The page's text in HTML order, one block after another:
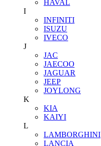
HAVAL
I
INFINITI
ISUZU
IVECO
J
JAC
JAECOO
JAGUAR
JEEP
JOYLONG
K
KIA
KAIYI
L
LAMBORGHINI
LANCIA